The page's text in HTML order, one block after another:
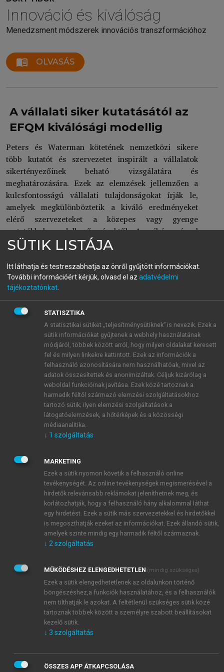
Innováció és kiválóság
Menedzsment módszerek innovációs transzformációhoz
menu_book OLVASÁS
A vállalati siker kutatásától az
EFQM kiválósági modellig
Peters és Waterman kötetének nemzetközi sikere
több kutatót és szervezetet inspirált a vállalatok
sikertényezőinek beható vizsgálatára és
meghatározására. Ezek az elemzések jellemzően a
kulcsfontosságú vállalati tulajdonságokat írják le,
amelyek megkülönböztetik a kiváló eredményeket
elérő szervezeteket a közepes vagy gyenge
mutatókkal rendelkező cégektől. A néhány évvel
később megismételt kutatások meglepő vagy nem
Waterman által kiválónak minősített vállalatok már
nem is annyira kiválóak. Ugyanis a vizsgálatot követő
években az eszköz- és tőke megtérülési mutatóik,
vagy a tőzsdei értékük és az árbevételeik növekedése
már nem volt a legkiválóbbak között. A szerzőkkel és
a McKinsey 7-S modellel összhangban a kritikai
elemzők is felhívták a figyelmet a soft tényezők
szerepére és kiemelten a szervezeti kultúrára, ami
jelentős hatással van a vállalati kiválóságra és sikerre
Aupperle et al., 1986).
Nem mehetünk el amellett, hogy
kihangsúlyozzuk a vállalatok vezetésének a szerepét
a kiválóság elérésében és fenntartásában. Ki nem
tűzött célokat ugyanis sem szervezeti, sem egyéni
szinten nem lehet érni. Közhelynek tűnhet ez a
kutatások szerint a vállalatok meghatározó részének
nincs formális stratégiája és a partnerek, illetve a
munkatársak számára kommunikálható inspiráló
jövőképe, küldetése. Különösen kis- és
középvállalkozások esetében mérsékelt a stratégiai
tervezési és kontrolling eszközök használata. A hazai
tulajdonú cégek nem igazán élnek a stratégiai
tervezési eszközök alkalmazásával, pedig a sok-éves
megállapítása, hogy az egyes vállalatok
eredményessége alapvetően függ a választott
stratégiától (Chikán–Czakó, 2009).
Versenyképességi szempontból bizonyítást nyert
a stratégiai tervezés és a kiválósági szempontok
folyamatos monitorozásának a szerepe, ami túlmutat
a vállalatvezetők többségének a figyelmét lekötő
operatív működéshez kapcsolódó feladatokon. Nem
véletlen tehát, hogy a különböző nemzeti minőségi
SÜTIK LISTÁJA
Itt láthatja és testreszabhatja az önről gyűjtött információkat.
További információért kérjük, olvasd el az adatvédelmi
tájékoztatónkat
STATISZTIKA
A statisztikai sütiket „teljesítménysütiknek” is nevezik. Ezek a
sütik információkat gyűjtenek a webhely használatának
módjáról, többek között arról, hogy milyen oldalakat keresett
fel és milyen linkekre kattintott. Ezek az információk a
felhasználó azonosítására nem használhatóak, mivel az
adatok összesítettek és anonimizáltak. Céljuk kizárólag a
weboldal funkcióinak javítása. Ezek közé tartoznak a
harmadik féltől származó elemzési szolgáltatásokhoz
tartozó sütik; ilyen elemzési szolgáltatások a
látogatóelemzések, a hőtérképek és a közösségi
médiaanalitika.
↓ 1 szolgáltatás
MARKETING
Ezek a sütik nyomon követik a felhasználó online
tevékenységét. Az online tevékenységek megismerésével a
hirdetők relevánsabb reklámokat jeleníthetnek meg, és
korlátozhatják, hogy a felhasználó hány alkalommal láthat
egy hirdetést. Ezek a sütik más szervezetekkel és hirdetőkkel
is megoszthatják ezeket az információkat. Ezek állandó sütik,
amelyek szinte mindig egy harmadik féltől származnak.
↓ 2 szolgáltatás
MŰKÖDÉSHEZ ELENGEDHETETLEN (mindig szükséges)
Ezek a sütik elengedhetetlenek az oldalunkon történő
böngészéshez,a funkciók használatához, és a felhasználók
nem tilthatják le azokat. A feltétlenül szükséges sütik közé
tartoznak többek között a személyre szabott beállításokat
kezelő sütik.
↓ 3 szolgáltatás
ÖSSZES APP ÁTKAPCSOLÁSA